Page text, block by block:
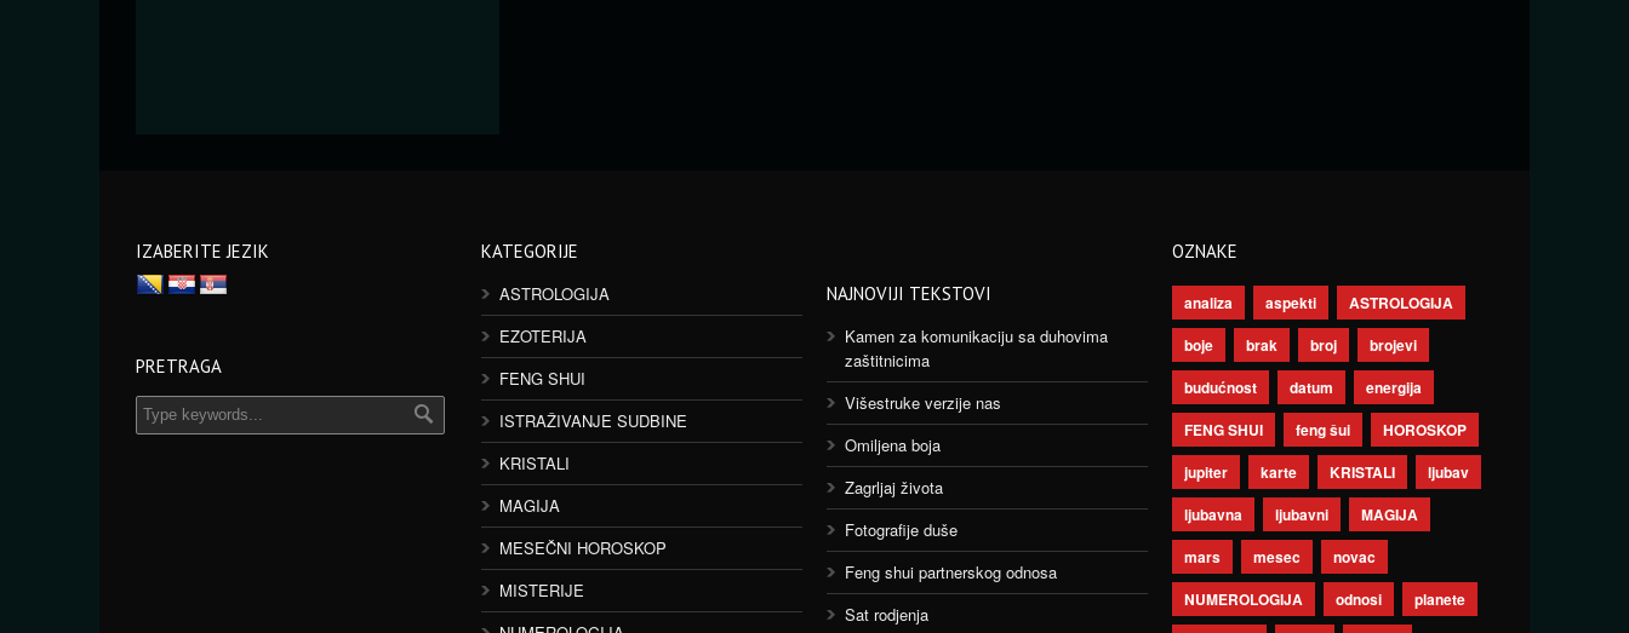
IZABERITE JEZIK
PRETRAGA
KATEGORIJE
ASTROLOGIJA
EZOTERIJA
FENG SHUI
ISTRAŽIVANJE SUDBINE
KRISTALI
MAGIJA
MESEČNI HOROSKOP
MISTERIJE
NAJNOVIJI TEKSTOVI
Kamen za komunikaciju sa duhovima
zaštitnicima
Višestruke verzije nas
Omiljena boja
Zagrljaj života
Fotografije duše
Feng shui partnerskog odnosa
Sat rodjenja
OZNAKE
analiza aspekti
ASTROLOGIJA
boje
brak broj
brojevi
budućnost
datum
energija
FENG SHUI
feng šui
HOROSKOP
jupiter
karte KRISTALI
ljubav
ljubavna
ljubavni
MAGIJA
mars
mesec
novac
NUMEROLOGIJA
odnosi
planete